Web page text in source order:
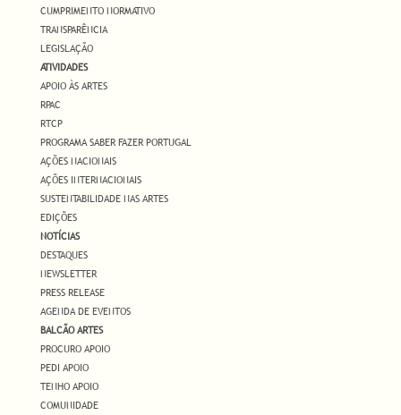
CUMPRIMENTO NORMATIVO
TRANSPARÊNCIA
LEGISLAÇÃO
ATIVIDADES
APOIO ÀS ARTES
RPAC
RTCP
PROGRAMA SABER FAZER PORTUGAL
AÇÕES NACIONAIS
AÇÕES INTERNACIONAIS
SUSTENTABILIDADE NAS ARTES
EDIÇÕES
NOTÍCIAS
DESTAQUES
NEWSLETTER
PRESS RELEASE
AGENDA DE EVENTOS
BALCÃO ARTES
PROCURO APOIO
PEDI APOIO
TENHO APOIO
COMUNIDADE